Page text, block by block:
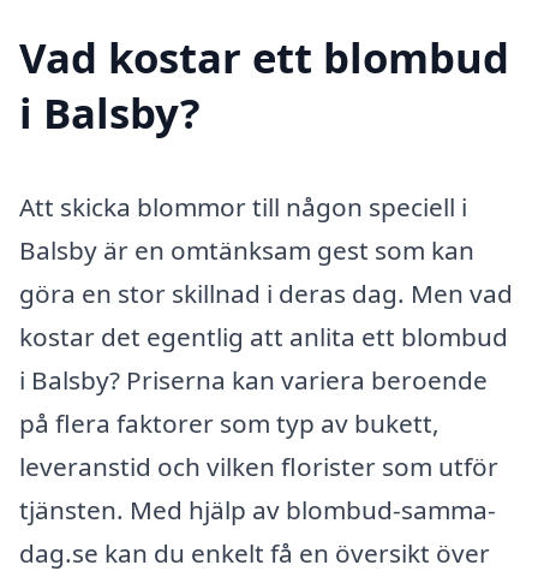
Vad kostar ett blombud
i Balsby?
Att skicka blommor till någon speciell i
Balsby är en omtänksam gest som kan
göra en stor skillnad i deras dag. Men vad
kostar det egentlig att anlita ett blombud
i Balsby? Priserna kan variera beroende
på flera faktorer som typ av bukett,
leveranstid och vilken florister som utför
tjänsten. Med hjälp av blombud-samma-
dag.se kan du enkelt få en översikt över